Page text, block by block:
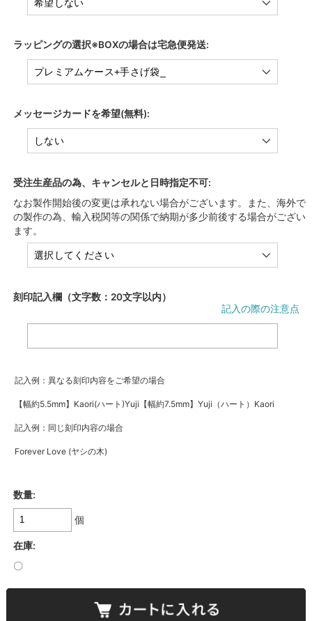
ラッピングの選択※BOXの場合は宅急便発送:
メッセージカードを希望(無料):
受注生産品の為、キャンセルと日時指定不可:
なお製作開始後の変更は承れない場合がございます。また、海外で
の製作の為、輸入税関等の関係で納期が多少前後する場合がござい
ます。
刻印記入欄（文字数：20文字以内）
記入の際の注意点
記入例：異なる刻印内容をご希望の場合
【幅約5.5mm】Kaori(ハート)Yuji【幅約7.5mm】Yuji（ハート）Kaori
記入例：同じ刻印内容の場合
Forever Love (ヤシの木)
数量:
個
在庫:
〇